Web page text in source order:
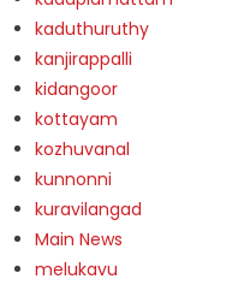
kaduthuruthy
kanjirappalli
kidangoor
kottayam
kozhuvanal
kunnonni
kuravilangad
Main News
melukavu